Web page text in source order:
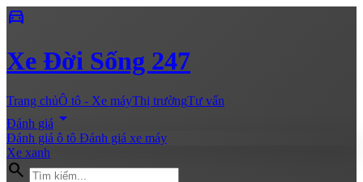
directions_car
Xe Đời Sống 247
Trang chủÔ tô - Xe máyThị trườngTư vấn
Đánh giá arrow_drop_down
Đánh giá ô tô Đánh giá xe máy
Xe xanh
search